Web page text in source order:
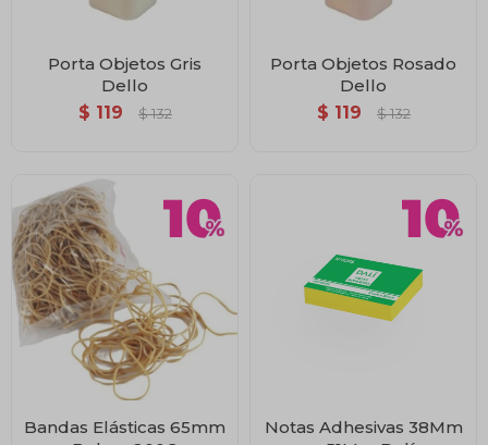
Porta Objetos Gris
Dello
$ 119 $ 132
Porta Objetos Rosado
Dello
$ 119 $ 132
Bandas Elásticas 65mm
Notas Adhesivas 38Mm